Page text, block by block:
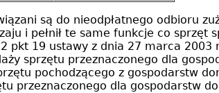
są do nieodpłatnego odbioru
i pełnił te same funkcje co sprzęt
pkt 19 ustawy z dnia 27 marca 2003
sprzętu przeznaczonego dla
pochodzącego z gospodarstw
przeznaczonego dla gospodarstw